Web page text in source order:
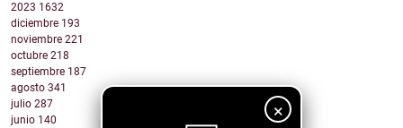
×
2023 1632
diciembre 193
noviembre 221
octubre 218
septiembre 187
agosto 341
julio 287
junio 140